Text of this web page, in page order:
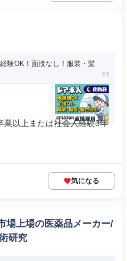
験OK！面接なし！服装・髪
業以上または社会人経験3年
気になる
場上場の医薬品メーカー/
研究